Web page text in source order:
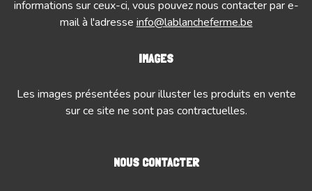
informations sur ceux-ci, vous pouvez nous contacter par e-
mail à l'adresse info@lablancheferme.be
IMAGES
Les images présentées pour illuster les produits en vente
sur ce site ne sont pas contractuelles.
NOUS CONTACTER